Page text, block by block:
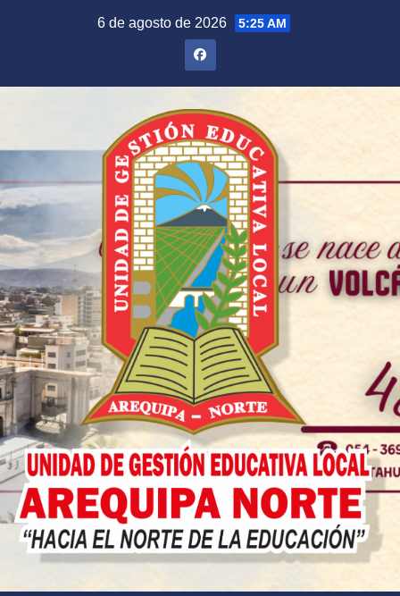
6 de agosto de 2026 5:25 AM